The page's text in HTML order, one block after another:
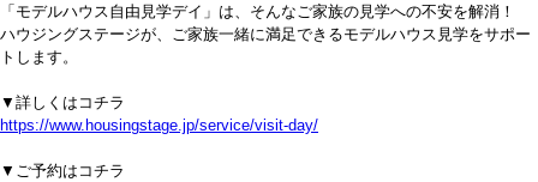
「モデルハウス自由見学デイ」は、そんなご家族の見学への不安を解消！
ハウジングステージが、ご家族一緒に満足できるモデルハウス見学をサポー
トします。
▼詳しくはコチラ
https://www.housingstage.jp/service/visit-day/
▼ご予約はコチラ